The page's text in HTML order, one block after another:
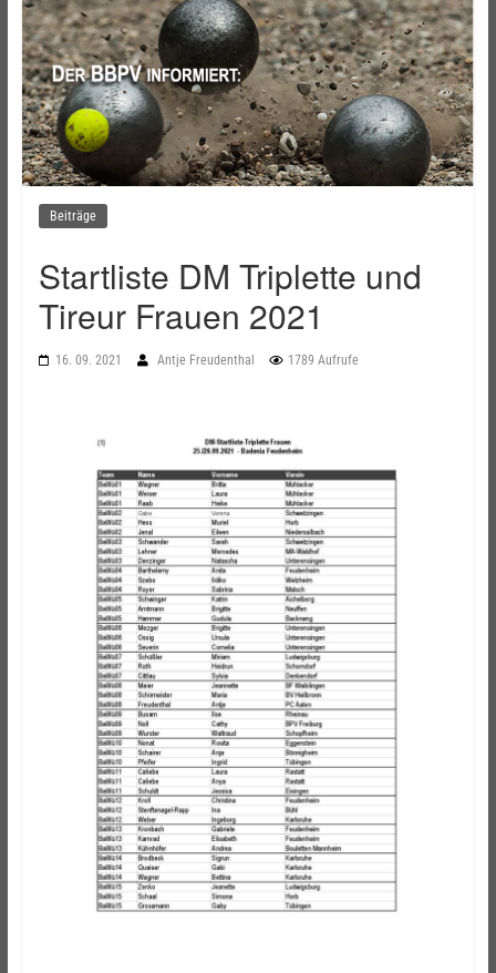
Beiträge
Startliste DM Triplette und
Tireur Frauen 2021
16. 09. 2021 Antje Freudenthal 1789 Aufrufe